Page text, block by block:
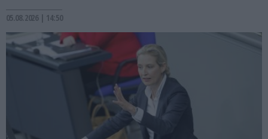
05.08.2026 | 14:50